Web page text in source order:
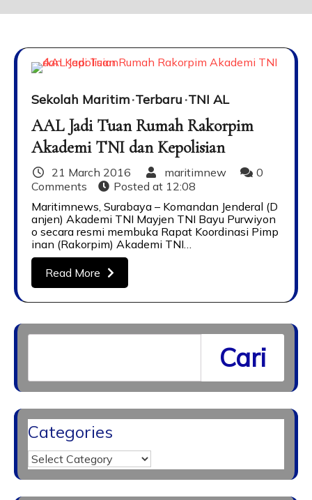
Sekolah Maritim Terbaru TNI AL
AAL Jadi Tuan Rumah Rakorpim
Akademi TNI dan Kepolisian
21 March 2016 maritimnew
0
Comments
Posted at 12:08
Maritimnews, Surabaya – Komandan Jenderal (D
anjen) Akademi TNI Mayjen TNI Bayu Purwiyon
o secara resmi membuka Rapat Koordinasi Pimp
inan (Rakorpim) Akademi TNI…
Read More
Cari
Categories